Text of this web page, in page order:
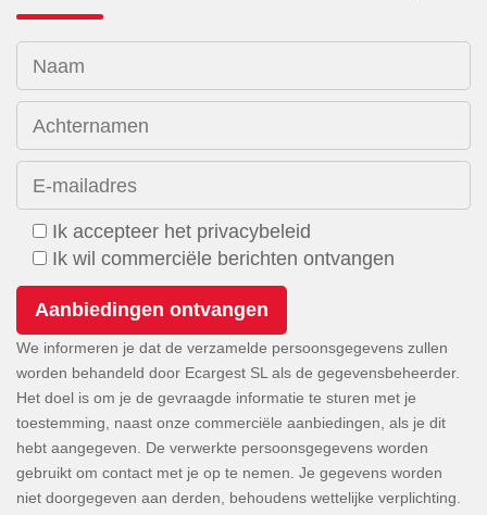
Naam
Achternamen
E-mailadres
Ik accepteer het privacybeleid
Ik wil commerciële berichten ontvangen
We informeren je dat de verzamelde persoonsgegevens zullen
worden behandeld door Ecargest SL als de gegevensbeheerder.
Het doel is om je de gevraagde informatie te sturen met je
toestemming, naast onze commerciële aanbiedingen, als je dit
hebt aangegeven. De verwerkte persoonsgegevens worden
gebruikt om contact met je op te nemen. Je gegevens worden
niet doorgegeven aan derden, behoudens wettelijke verplichting.